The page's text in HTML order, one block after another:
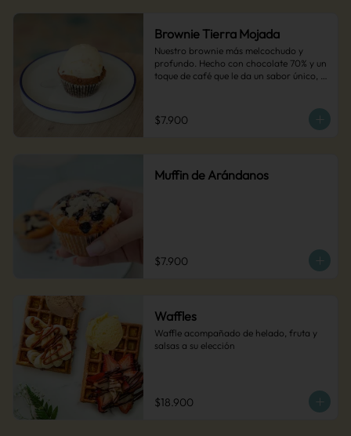
Brownie Tierra Mojada
Nuestro brownie más melcochudo y
profundo. Hecho con chocolate 70% y un
toque de café que le da un sabor único,
$7.900
Muffin de Arándanos
$7.900
Waffles
Waffle acompañado de helado, fruta y
salsas a su elección
$18.900